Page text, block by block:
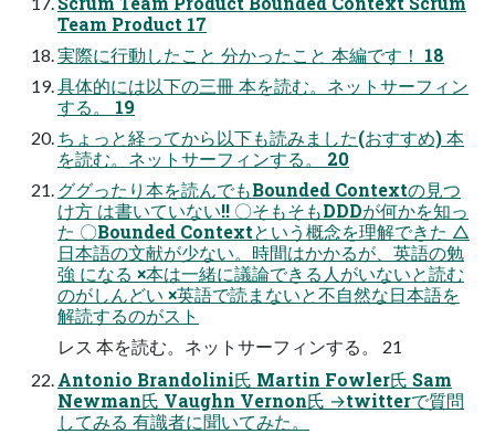
Team Product 17
実際に行動したこと 分かったこと 本編です！ 18
具体的には以下の三冊 本を読む。ネットサーフィン
する。 19
ちょっと経ってから以下も読みました(おすすめ) 本
を読む。ネットサーフィンする。 20
ググったり本を読んでもBounded Contextの見つ
け方 は書いていない!! 〇そもそもDDDが何かを知っ
た 〇Bounded Contextという概念を理解できた △
日本語の文献が少ない。時間はかかるが、英語の勉
強 になる ×本は一緒に議論できる人がいないと読む
のがしんどい ×英語で読まないと不自然な日本語を
解読するのがスト
レス 本を読む。ネットサーフィンする。 21
Antonio Brandolini氏 Martin Fowler氏 Sam
Newman氏 Vaughn Vernon氏 →twitterで質問
してみる 有識者に聞いてみた。